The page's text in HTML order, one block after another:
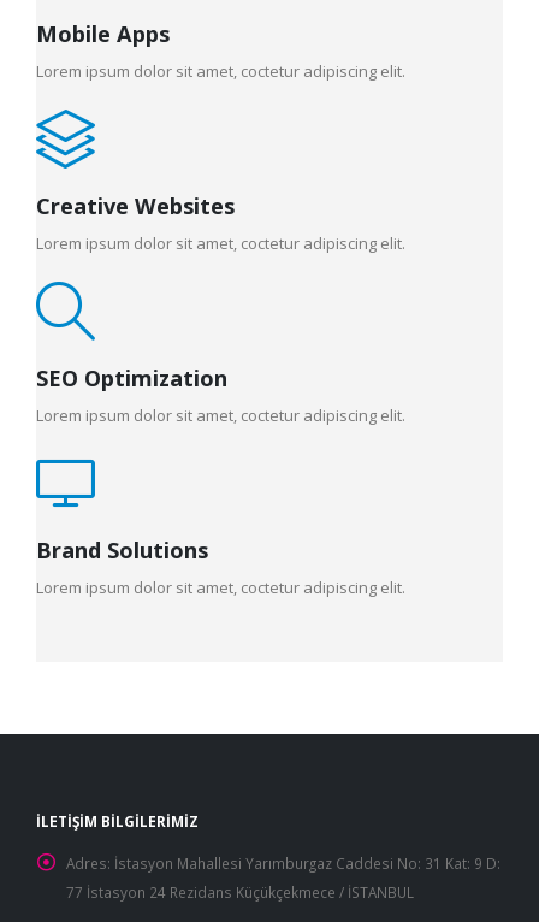
Mobile Apps
Lorem ipsum dolor sit amet, coctetur adipiscing elit.
Creative Websites
Lorem ipsum dolor sit amet, coctetur adipiscing elit.
SEO Optimization
Lorem ipsum dolor sit amet, coctetur adipiscing elit.
Brand Solutions
Lorem ipsum dolor sit amet, coctetur adipiscing elit.
İLETIŞIM BILGILERIMIZ
Adres: İstasyon Mahallesi Yarımburgaz Caddesi No: 31 Kat: 9 D:
77 İstasyon 24 Rezidans Küçükçekmece / İSTANBUL